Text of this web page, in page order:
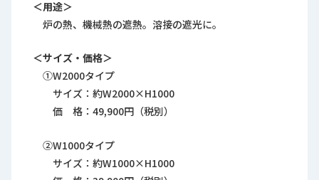
＜用途＞
炉の熱、機械熱の遮熱。溶接の遮光に。
＜サイズ・価格＞
①W2000タイプ
サイズ：約W2000×H1000
価 格：49,900円（税別）
②W1000タイプ
サイズ：約W1000×H1000